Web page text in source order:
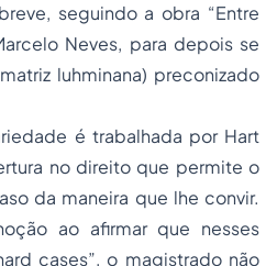
seguindo a obra “Entre
Neves, para depois se
luhminana) preconizado
é trabalhada por Hart
no direito que permite o
da maneira que lhe convir.
ao afirmar que nesses
cases”, o magistrado não